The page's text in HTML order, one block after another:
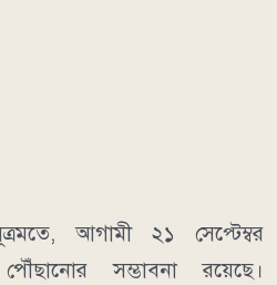
আগামী ২১ সেপ্টেম্বর
পৌঁছানোর সম্ভাবনা রয়েছে।